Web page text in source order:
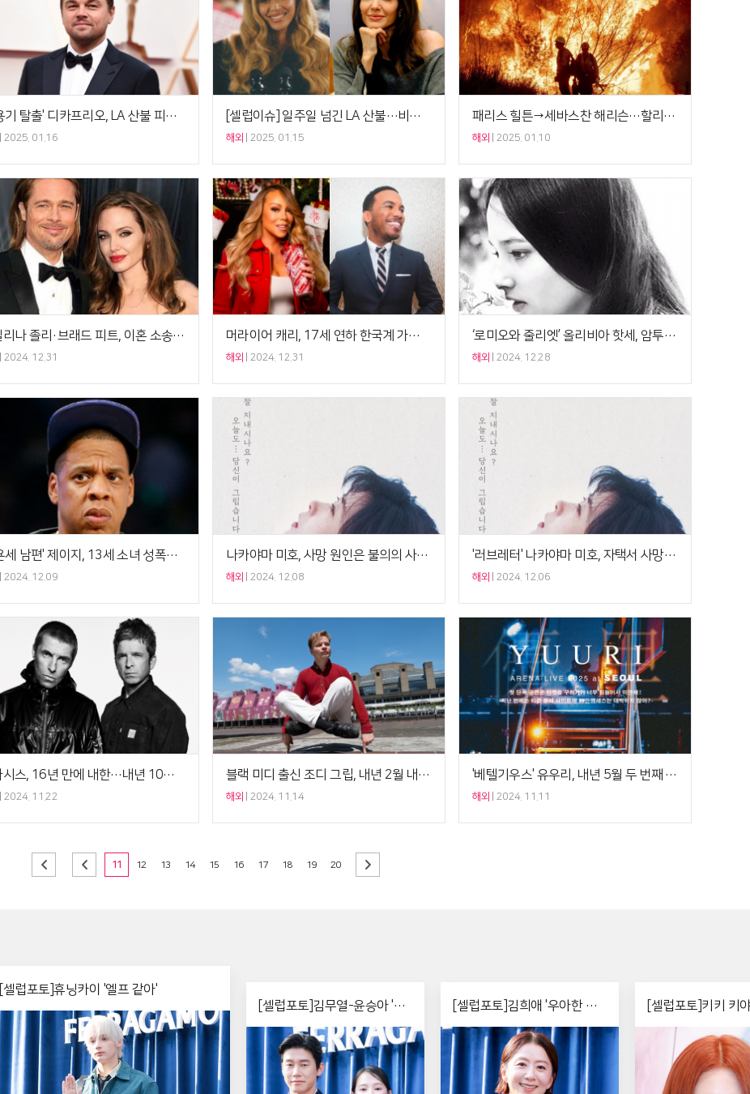
'전용기 탈출' 디카프리오, LA 산불 피해 지원에 14억 기부
2025. 01.16
[셀럽이슈] 일주일 넘긴 LA 산불…비욘세·졸리→디카프리오, 상반된 할리우드★ 행보
해외 2025. 01.15
패리스 힐튼→세바스찬 해리슨…할리우드★들, LA 산불에 직격타[종합]
해외 2025. 01.10
안젤리나 졸리·브래드 피트, 이혼 소송 8년만 합의…결혼생활 종지부
2024. 12.31
머라이어 캐리, 17세 연하 한국계 가수와 열애설…불륜 의혹 일파만파
해외 2024. 12.31
‘로미오와 줄리엣’ 올리비아 핫세, 암투병 중 별세…향년 73세
해외 2024. 12.28
'비욘세 남편' 제이지, 13세 소녀 성폭행 혐의로 피소
2024. 12.09
나카야마 미호, 사망 원인은 불의의 사고 “목욕 중 사고”
해외 2024. 12.08
'러브레터' 나카야마 미호, 자택서 사망…향년 54세
해외 2024. 12.06
오아시스, 16년 만에 내한…내년 10월 콘서트 개최
2024. 11.22
블랙 미디 출신 조디 그립, 내년 2월 내한 공연
해외 2024. 11.14
'베텔기우스' 유우리, 내년 5월 두 번째 내한공연 개최…케이스포돔 입성
해외 2024. 11.11
11 12 13 14 15 16 17 18 19 20
[셀럽포토]휴닝카이 '엘프 같아'
[셀럽포토]김무열-윤승아 '쀼
의 외출'
[셀럽포토]김희애 '우아한 손
인사'
[셀럽포토]키키 키
레드 헤어'